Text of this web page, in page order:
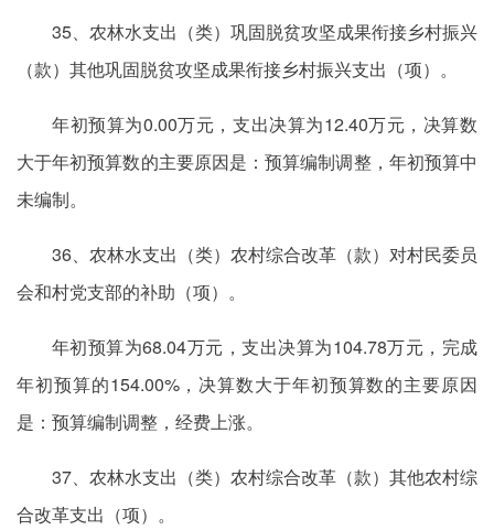
35、农林水支出（类）巩固脱贫攻坚成果衔接乡村振兴
（款）其他巩固脱贫攻坚成果衔接乡村振兴支出（项）。
年初预算为0.00万元，支出决算为12.40万元，决算数
大于年初预算数的主要原因是：预算编制调整，年初预算中
未编制。
36、农林水支出（类）农村综合改革（款）对村民委员
会和村党支部的补助（项）。
年初预算为68.04万元，支出决算为104.78万元，完成
年初预算的154.00%，决算数大于年初预算数的主要原因
是：预算编制调整，经费上涨。
37、农林水支出（类）农村综合改革（款）其他农村综
合改革支出（项）。